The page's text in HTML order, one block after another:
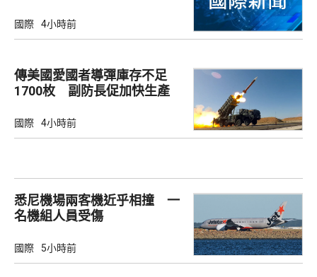
國際 4小時前
傳美國愛國者導彈庫存不足
1700枚 副防長促加快生產
國際 4小時前
悉尼機場兩客機近乎相撞 一
名機組人員受傷
國際 5小時前